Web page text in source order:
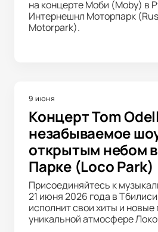
на концерте Моби (Moby) в
Интернешнл Моторпарк
Motorpark).
9 июня
Концерт Tom
незабываемое
открытым небом
Парке (Loco Park)
Присоединяйтесь к
21 июня 2026 года в
исполнит свои хиты и новые
уникальной атмосфере